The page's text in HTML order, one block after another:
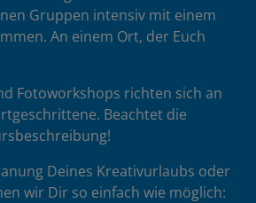
Gruppen intensiv mit einem
An einem Ort, der Euch
Fotoworkshops richten sich an
Beachtet die
Deines Kreativurlaubs oder
wir Dir so einfach wie möglich: